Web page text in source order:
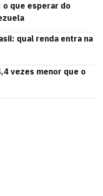
o que esperar do
qual renda entra na
vezes menor que o